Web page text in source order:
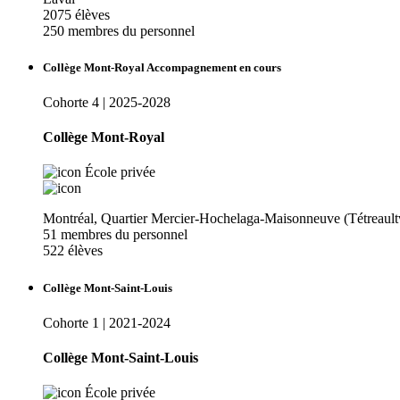
2075 élèves
250 membres du personnel
Collège Mont-Royal Accompagnement en cours
Cohorte 4 | 2025-2028
Collège Mont-Royal
École privée
Montréal, Quartier Mercier-Hochelaga-Maisonneuve
51 membres du personnel
522 élèves
Collège Mont-Saint-Louis
Cohorte 1 | 2021-2024
Collège Mont-Saint-Louis
École privée